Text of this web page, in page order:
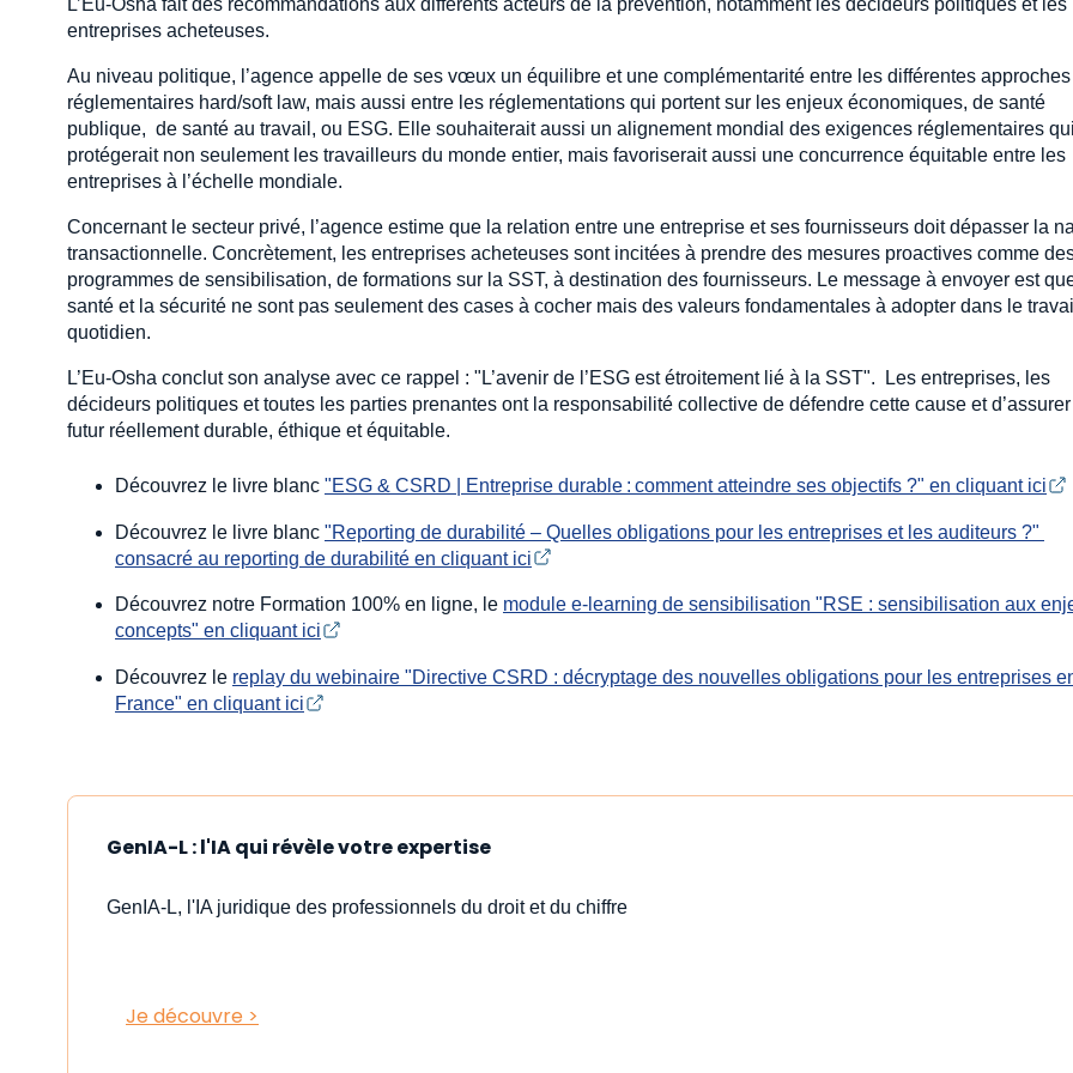
entreprises acheteuses.
Au niveau politique, l’agence appelle de ses vœux un équilibre et une complémentarité entre les différentes approches
réglementaires hard/soft law, mais aussi entre les réglementations qui portent sur les enjeux économiques, de santé
publique, de santé au travail, ou ESG. Elle souhaiterait aussi un alignement mondial des exigences réglementaires qui
protégerait non seulement les travailleurs du monde entier, mais favoriserait aussi une concurrence équitable entre les
entreprises à l’échelle mondiale.
Concernant le secteur privé, l’agence estime que la relation entre une entreprise et ses fournisseurs doit dépasser la
transactionnelle. Concrètement, les entreprises acheteuses sont incitées à prendre des mesures proactives comme
programmes de sensibilisation, de formations sur la SST, à destination des fournisseurs. Le message à envoyer est
santé et la sécurité ne sont pas seulement des cases à cocher mais des valeurs fondamentales à adopter dans le
quotidien.
L’Eu-Osha conclut son analyse avec ce rappel : "L’avenir de l’ESG est étroitement lié à la SST". Les entreprises, les
décideurs politiques et toutes les parties prenantes ont la responsabilité collective de défendre cette cause et d’assurer
futur réellement durable, éthique et équitable.
Découvrez le livre blanc "ESG & CSRD | Entreprise durable : comment atteindre ses objectifs ?" en cliquant ici
Découvrez le livre blanc "Reporting de durabilité – Quelles obligations pour les entreprises et les auditeurs ?"
consacré au reporting de durabilité en cliquant ici
Découvrez notre Formation 100% en ligne, le module e-learning de sensibilisation "RSE : sensibilisation aux
concepts" en cliquant ici
Découvrez le replay du webinaire "Directive CSRD : décryptage des nouvelles obligations pour les entreprises
France" en cliquant ici
GenIA-L : l'IA qui révèle votre expertise
GenIA-L, l'IA juridique des professionnels du droit et du chiffre
Je découvre >